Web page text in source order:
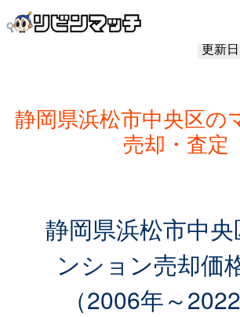
更新日
静岡県浜松市中央区の
売却・査定
静岡県浜松市中
ンション売却価
（2006年～2022